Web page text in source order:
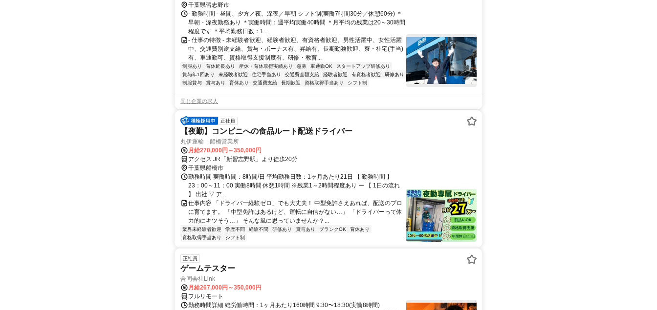
千葉県習志野市
- 勤務時間 - 昼間、夕方／夜、深夜／早朝 シフト制(実働7時間30分／休憩60分) ＊
早朝・深夜勤務あり ＊実働時間：週平均実働40時間 ＊月平均の残業は20～30時間
程度です ＊平均勤務日数：1...
- 仕事の特徴 - 未経験者歓迎、経験者歓迎、有資格者歓迎、男性活躍中、女性活躍
中、交通費別途支給、賞与・ボーナス有、昇給有、長期勤務歓迎、寮・社宅(手当)
有、車通勤可、資格取得支援制度有、研修・教育...
制服あり 育休延長あり 産休・育休取得実績あり 急募 車通勤OK
スタートアップ研修あり
賞与年1回あり
未経験者歓迎 住宅手当あり 交通費全額支給 経験者歓迎 有資格者歓迎
研修あり
制服貸与
賞与あり 育休あり 交通費支給 長期歓迎 資格取得手当あり シフト制
同じ企業の求人
正社員
【夜勤】コンビニへの食品ルート配送ドライバー
丸伊運輸 船橋営業所
月給270,000円～350,000円
アクセス JR「新習志野駅」より徒歩20分
千葉県船橋市
勤務時間 実働時間：8時間/日 平均勤務日数：1ヶ月あたり21日 【 勤務時間 】
23：00～11：00 実働8時間 休憩1時間 ※残業1～2時間程度あり ー 【 1日の流れ
】 出社 ▽ ア...
仕事内容 「ドライバー経験ゼロ」でも大丈夫！ 中型免許さえあれば、配送のプロ
に育てます。 「中型免許はあるけど、運転に自信がない…」 「ドライバーって体
力的にキツそう…」 そんな風に思っていませんか？...
業界未経験者歓迎 学歴不問 経験不問 研修あり 賞与あり ブランクOK
育休あり
資格取得手当あり
シフト制
正社員
ゲームテスター
合同会社Link
月給267,000円～350,000円
フルリモート
勤務時間詳細 総労働時間：1ヶ月あたり160時間 9:30〜18:30(実働8時間)